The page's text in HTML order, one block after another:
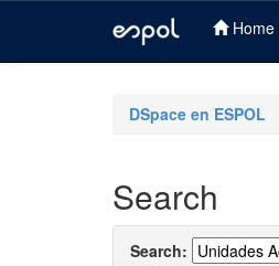
Home
DSpace en ESPOL
Search
Search: